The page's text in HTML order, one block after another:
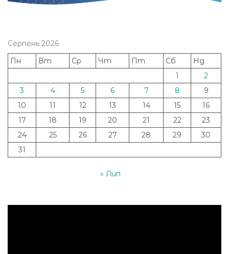
Серпень 2026
Пн
Вт Ср Чт Пт Сб
Нд
1
2
3
4 5 6 7 8
9
10
11 12 13 14 15
16
17
18 19 20 21 22
23
24
25 26 27 28 29
30
31
« Лип